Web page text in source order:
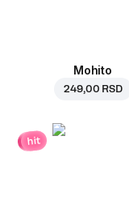
Mohito
249,00 RSD
hit